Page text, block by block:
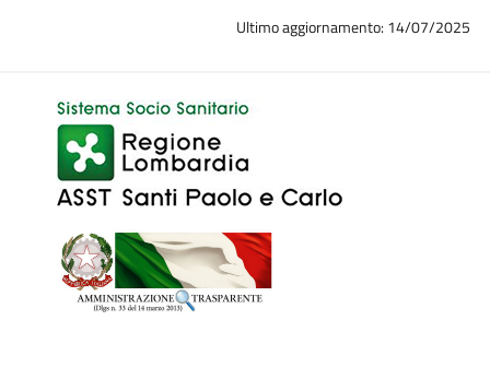
Ultimo aggiornamento: 14/07/2025